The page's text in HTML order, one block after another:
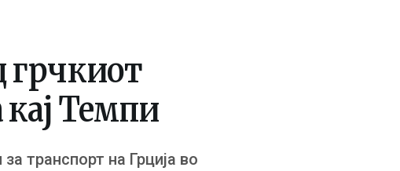
грчкиот
Темпи
транспорт на Грција во